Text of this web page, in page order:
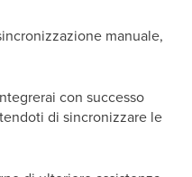
manuale,
con successo
di sincronizzare le